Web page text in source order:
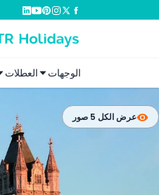
الوجهات العطلات
عرض الكل 5 صور